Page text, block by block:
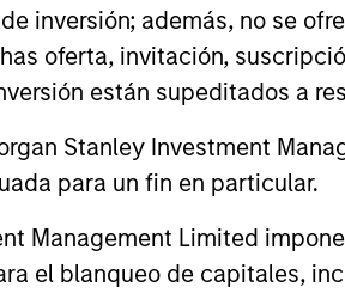
inversión; además, no se
oferta, invitación,
están supeditados a
Stanley Investment
para un fin en particular.
Management Limited
el blanqueo de capitales,
Morgan Stanley